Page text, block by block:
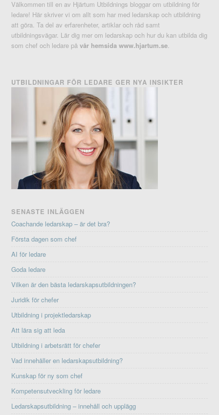
Välkommen till en av Hjärtum Utbildnings bloggar om utbildning för
ledare! Här skriver vi om allt som har med ledarskap och utbildning
att göra. Ta del av erfarenheter, artiklar och råd samt
utbildningsvägar. Lär dig mer om ledarskap och hur du kan utbilda dig
som chef och ledare påvår hemsida www.hjartum.se
UTBILDNINGAR FÖR LEDARE GER NYA INSIKTER
SENASTE INLÄGGEN
Coachande ledarskap – är det bra?
Första dagen som chef
AI för ledare
Goda ledare
Vilken är den bästa ledarskapsutbildningen?
Juridik för chefer
Utbildning i projektledarskap
Att lära sig att leda
Utbildning i arbetsrätt för chefer
Vad innehåller en ledarskapsutbildning?
Kunskap för ny som chef
Kompetensutveckling för ledare
Ledarskapsutbildning – innehåll och upplägg